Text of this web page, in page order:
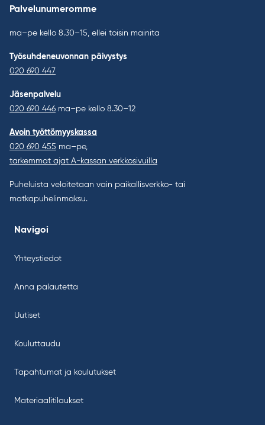
Palvelunumeromme
ma–pe kello 8.30–15, ellei toisin mainita
Työsuhdeneuvonnan päivystys
020 690 447
Jäsenpalvelu
020 690 446 ma–pe kello 8.30–12
Avoin työttömyyskassa
020 690 455 ma–pe,
tarkemmat ajat A-kassan verkkosivuilla
Puheluista veloitetaan vain paikallisverkko- tai
matkapuhelinmaksu.
Navigoi
Yhteystiedot
Anna palautetta
Uutiset
Kouluttaudu
Tapahtumat ja koulutukset
Materiaalitilaukset